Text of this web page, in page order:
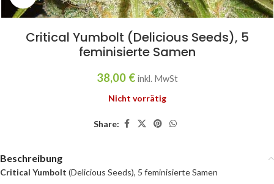
Critical Yumbolt (Delicious Seeds), 5
feminisierte Samen
38,00 € inkl. MwSt
Nicht vorrätig
Share:
Beschreibung
Critical Yumbolt (Delicious Seeds), 5 feminisierte Samen